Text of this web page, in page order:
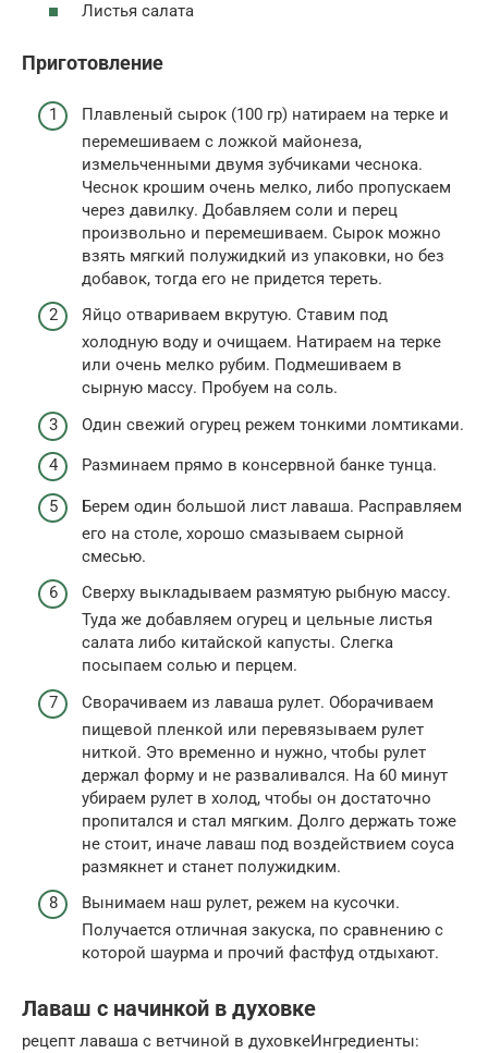
Листья салата
Приготовление
Плавленый сырок (100 гр) натираем на терке и
перемешиваем с ложкой майонеза,
измельченными двумя зубчиками чеснока.
Чеснок крошим очень мелко, либо пропускаем
через давилку. Добавляем соли и перец
произвольно и перемешиваем. Сырок можно
взять мягкий полужидкий из упаковки, но без
добавок, тогда его не придется тереть.
Яйцо отвариваем вкрутую. Ставим под
холодную воду и очищаем. Натираем на терке
или очень мелко рубим. Подмешиваем в
сырную массу. Пробуем на соль.
Один свежий огурец режем тонкими ломтиками.
Разминаем прямо в консервной банке тунца.
Берем один большой лист лаваша. Расправляем
его на столе, хорошо смазываем сырной
смесью.
Сверху выкладываем размятую рыбную массу.
Туда же добавляем огурец и цельные листья
салата либо китайской капусты. Слегка
посыпаем солью и перцем.
Сворачиваем из лаваша рулет. Оборачиваем
пищевой пленкой или перевязываем рулет
ниткой. Это временно и нужно, чтобы рулет
держал форму и не разваливался. На 60 минут
убираем рулет в холод, чтобы он достаточно
пропитался и стал мягким. Долго держать тоже
не стоит, иначе лаваш под воздействием соуса
размякнет и станет полужидким.
Вынимаем наш рулет, режем на кусочки.
Получается отличная закуска, по сравнению с
которой шаурма и прочий фастфуд отдыхают.
Лаваш с начинкой в духовке
рецепт лаваша с ветчиной в духовкеИнгредиенты: